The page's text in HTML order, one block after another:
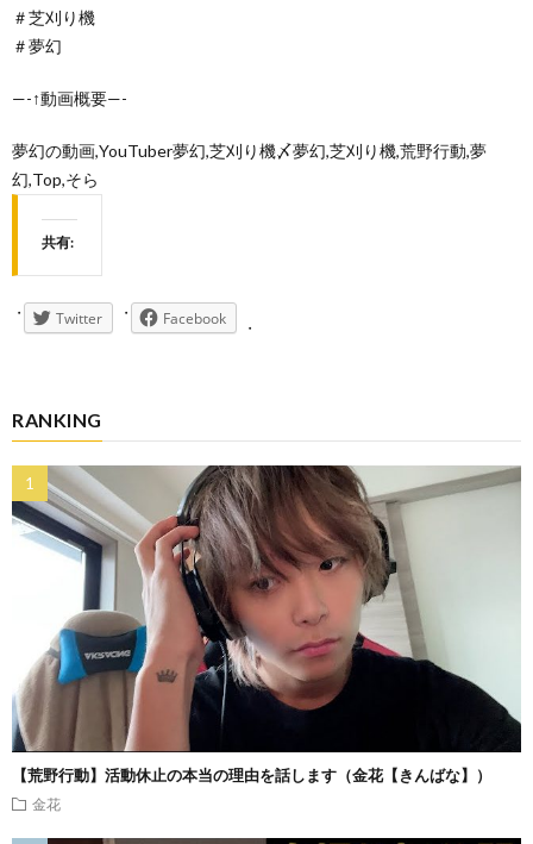
＃芝刈り機
＃夢幻
—-↑動画概要—-
夢幻の動画,YouTuber夢幻,芝刈り機〆夢幻,芝刈り機,荒野行動,夢
幻,Top,そら
共有:
Twitter Facebook
RANKING
【荒野行動】活動休止の本当の理由を話します（金花【きんばな】）
金花